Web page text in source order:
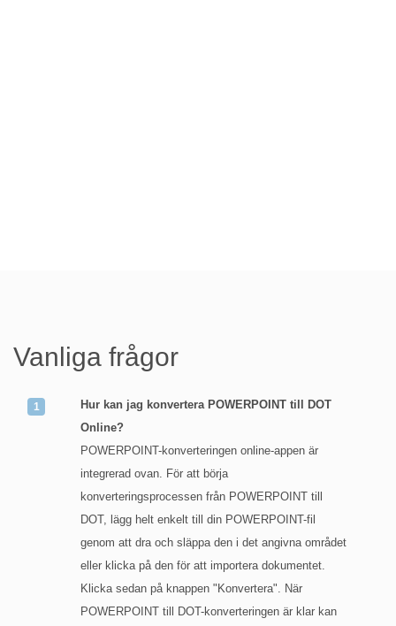
Vanliga frågor
Hur kan jag konvertera POWERPOINT till DOT
Online?
POWERPOINT-konverteringen online-appen är
integrerad ovan. För att börja
konverteringsprocessen från POWERPOINT till
DOT, lägg helt enkelt till din POWERPOINT-fil
genom att dra och släppa den i det angivna området
eller klicka på den för att importera dokumentet.
Klicka sedan på knappen "Konvertera". När
POWERPOINT till DOT-konverteringen är klar kan